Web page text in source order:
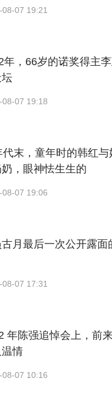
08-07 19:21
年，66岁的诺奖得主
08-07 19:18
代末，童年时的韩红
，眼神怯生生的
08-07 19:06
月最后一次公开露面
08-07 17:31
年陈强追悼会上，前
情
08-07 10:16